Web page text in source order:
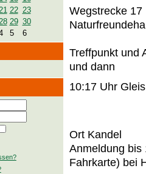
21 22 23
28 29 30
5 6
Wegstrecke
Treffpunkt und
und dann
10:17 Uhr
Ort Kandel
Anmeldung bis
Fahrkarte) bei